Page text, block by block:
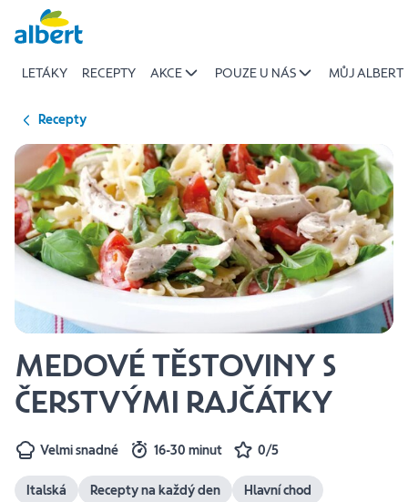
Přeskočit
LETÁKY RECEPTY AKCE POUZE U NÁS MŮJ ALBERT
Recepty
MEDOVÉ TĚSTOVINY S
ČERSTVÝMI RAJČÁTKY
Velmi snadné 16-30 minut 0/5
Italská Recepty na každý den Hlavní chod